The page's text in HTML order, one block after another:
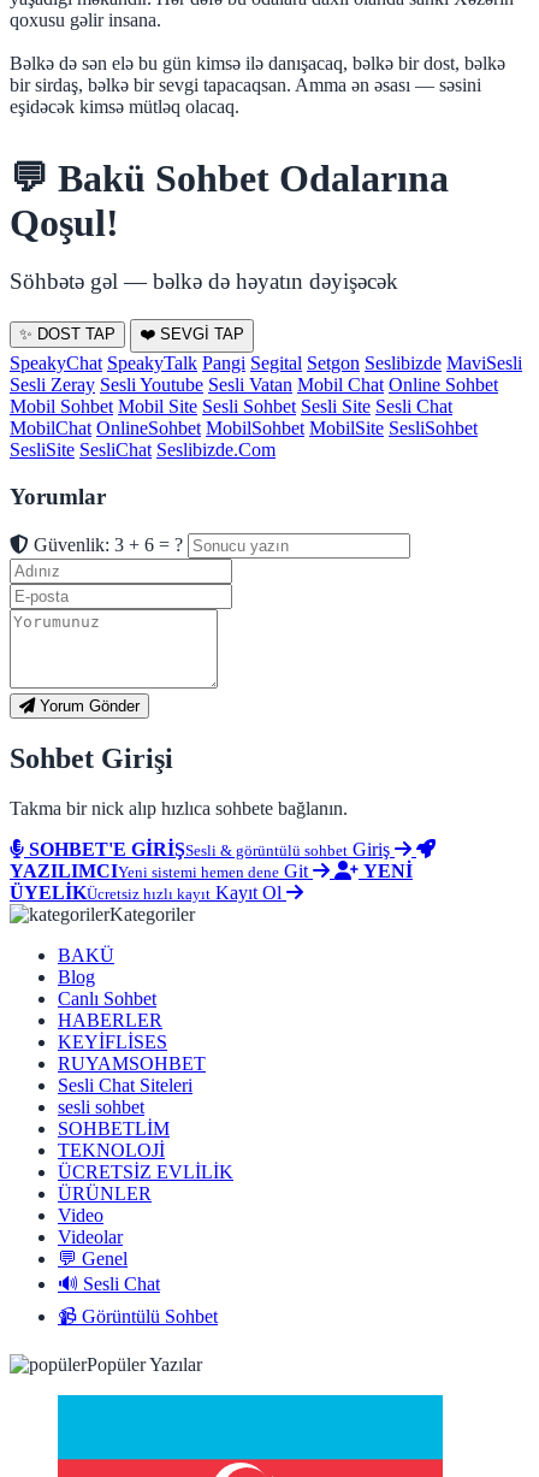
qoxusu gəlir insana.
Bəlkə də sən elə bu gün kimsə ilə danışacaq, bəlkə bir dost, bəlkə
bir sirdaş, bəlkə bir sevgi tapacaqsan. Amma ən əsası — səsini
eşidəcək kimsə mütləq olacaq.
💬 Bakü Sohbet Odalarına
Qoşul!
Söhbətə gəl — bəlkə də həyatın dəyişəcək
✨ DOST TAP ❤️ SEVGİ TAP
SpeakyChat SpeakyTalk Pangi Segital Setgon Seslibizde MaviSesli
Sesli Zeray Sesli Youtube Sesli Vatan Mobil Chat Online Sohbet
Mobil Sohbet Mobil Site Sesli Sohbet Sesli Site Sesli Chat
MobilChat OnlineSohbet MobilSohbet MobilSite SesliSohbet
SesliSite SesliChat Seslibizde.Com
Yorumlar
Güvenlik: 3 + 6 = ?
Yorum Gönder
Sohbet Girişi
Takma bir nick alıp hızlıca sohbete bağlanın.
SOHBET'E GİRİŞSesli & görüntülü sohbet Giriş
YAZILIMCIYeni sistemi hemen dene Git
YENİ
ÜYELİKÜcretsiz hızlı kayıt Kayıt Ol
Kategoriler
BAKÜ
Blog
Canlı Sohbet
HABERLER
KEYİFLİSES
RUYAMSOHBET
Sesli Chat Siteleri
sesli sohbet
SOHBETLİM
TEKNOLOJİ
ÜCRETSİZ EVLİLİK
ÜRÜNLER
Video
Videolar
💬 Genel
🔊 Sesli Chat
📹 Görüntülü Sohbet
Popüler Yazılar